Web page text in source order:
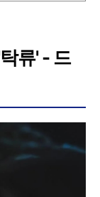
류' - 드